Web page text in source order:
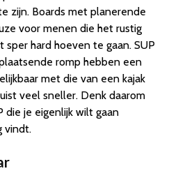
zijn. Boards met planerende
voor menen die het rustig
hard hoeven te gaan. SUP
romp hebben een
met die van een kajak
veel sneller. Denk daarom
die je eigenlijk wilt gaan
vindt.